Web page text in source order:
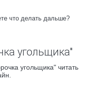
что делать дальше?
угольщика"
угольщика" читать